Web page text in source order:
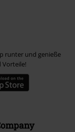
runter und genieße
Vorteile!